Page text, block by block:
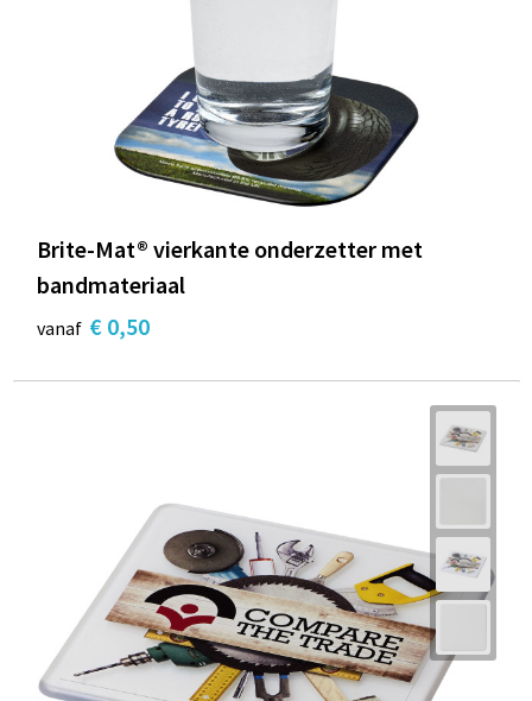
Brite-Mat® vierkante onderzetter met
bandmateriaal
vanaf € 0,50